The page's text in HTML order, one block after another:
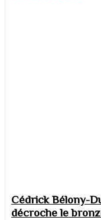
Cédrick Bélony-
décroche le